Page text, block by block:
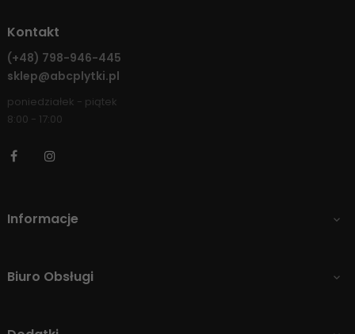
Kontakt
(+48) 798-946-445
sklep@abcplytki.pl
poniedziałek - piątek
8:00 - 17:00
Facebook
Informacje 
Biuro Obsługi 